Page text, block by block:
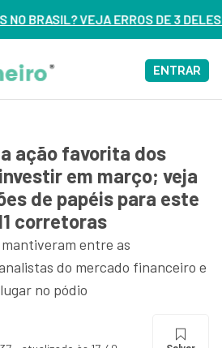
DE 3 DELES – ASSISTA AGORA
ENTRAR
ação favorita dos
em março; veja
de papéis para este
corretoras
entre as
do mercado financeiro e
no pódio